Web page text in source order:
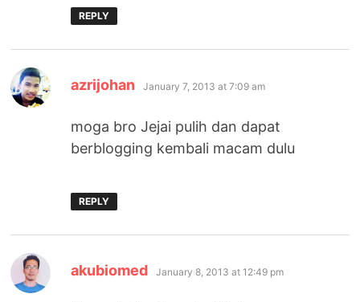
REPLY
azrijohan says:
January 7, 2013 at 7:09 am
moga bro Jejai pulih dan dapat
berblogging kembali macam dulu
REPLY
akubiomed says:
January 8, 2013 at 12:49 pm